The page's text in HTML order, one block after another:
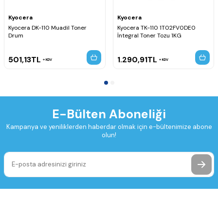
Kyocera
Kyocera DK-110 Muadil Toner
Drum
501,13TL KDV
Kyocera
Kyocera TK-110 1T02FV0DE0
İntegral Toner Tozu 1KG
1.290,91TL KDV
E-Bülten Aboneliği
Kampanya ve yeniliklerden haberdar olmak için e-bültenimize abone
olun!